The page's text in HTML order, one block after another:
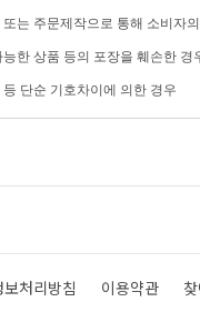
또는 주문제작으로 통해 소비자
한 상품 등의 포장을 훼손한 경
등 단순 기호차이에 의한 경우
처리방침 이용약관